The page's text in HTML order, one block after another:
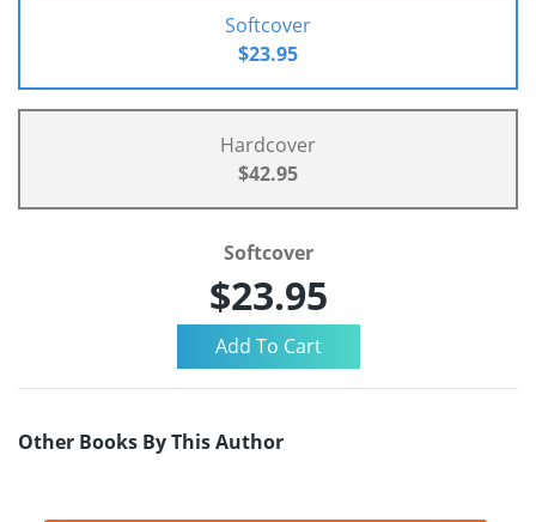
Softcover
$23.95
Hardcover
$42.95
Softcover
$23.95
Other Books By This Author